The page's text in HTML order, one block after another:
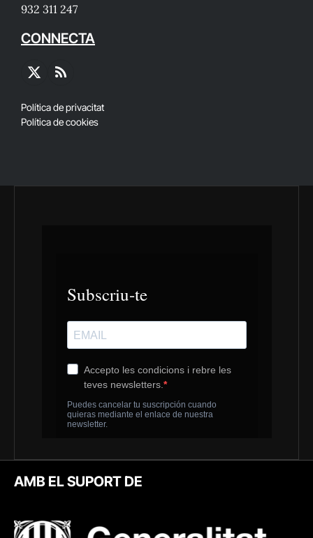
932 311 247
CONNECTA
X
RSS
Política de privacitat
Política de cookies
AMB EL SUPORT DE